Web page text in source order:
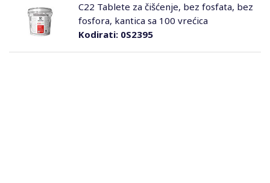
Kodirati:0S2395
C22 Tablete za čišćenje, bez fosfata, bez
fosfora, kantica sa 100 vrećica